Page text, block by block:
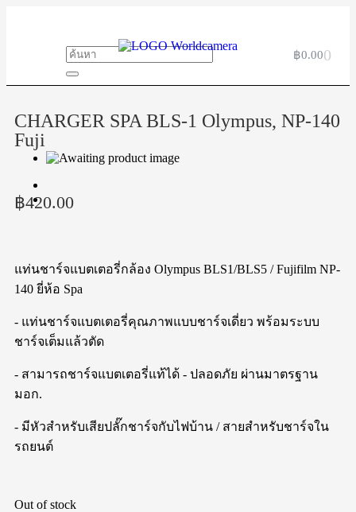
฿0.000
CHARGER SPA BLS-1 Olympus, NP-140
Fuji
฿420.00
แท่นชาร์จแบตเตอรี่กล้อง Olympus BLS1/BLS5 / Fujifilm NP-
140 ยี่ห้อ Spa
- แท่นชาร์จแบตเตอรี่คุณภาพแบบชาร์จเดี่ยว พร้อมระบบ
ชาร์จเต็มแล้วตัด
- สามารถชาร์จแบตเตอรี่แท้ได้ - ปลอดภัย ผ่านมาตรฐาน
มอก.
- มีหัวสำหรับเสียปลั๊กชาร์จกับไฟบ้าน / สายสำหรับชาร์จใน
รถยนต์
Out of stock